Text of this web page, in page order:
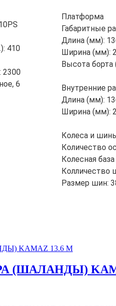
410
2300
6
Платформа
Габаритные
Длина (мм):
Ширина (мм):
Высота борта
Внутренние
Длина (мм):
Ширина (мм):
Колеса и
Количество
Колесная
Колличество
Размер шин:
(ШАЛАНДЫ)